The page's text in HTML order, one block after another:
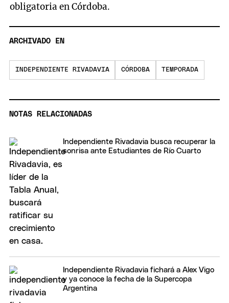
obligatoria en Córdoba.
ARCHIVADO EN
INDEPENDIENTE RIVADAVIA CÓRDOBA TEMPORADA
NOTAS RELACIONADAS
Independiente Rivadavia busca recuperar la
sonrisa ante Estudiantes de Río Cuarto
Independiente Rivadavia fichará a Alex Vigo
y ya conoce la fecha de la Supercopa
Argentina